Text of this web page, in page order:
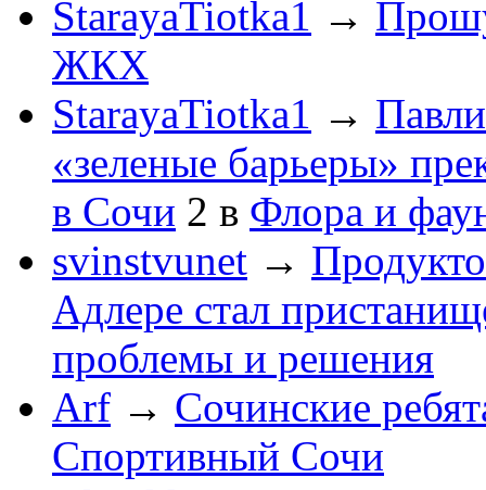
StarayaTiotka1 →
ЖКХ
StarayaTiotka1 →
«зеленые барьеры»
в Сочи 2 в Флора и
svinstvunet →
Адлере стал
проблемы и решения
Arf → Сочинские
Спортивный Сочи